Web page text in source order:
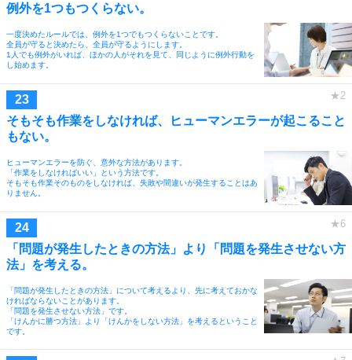
例外を1つもつくらない。
一度決めたルールでは、例外を1つでもつくらないことです。
全員が守ると決めたら、全員が守るようにします。
1人でも例外がいれば、ほかの人がそれを見て、同じように例外行動を
し始めます。
そもそも作業をしなければ、ヒューマンエラーが起こること
もない。
ヒューマンエラーを防ぐ、意外な方法があります。
「作業をしなければいい」という方法です。
そもそも作業そのものをしなければ、失敗や間違いが発生することはあ
りません。
「問題が発生したときの方法」より「問題を発生させない方
法」を考える。
「問題が発生したときの方法」について考えるより、先に考えておかな
ければならないことがあります。
「問題を発生させない方法」です。
「けんかに勝つ方法」より「けんかをしない方法」を考えるということ
です。